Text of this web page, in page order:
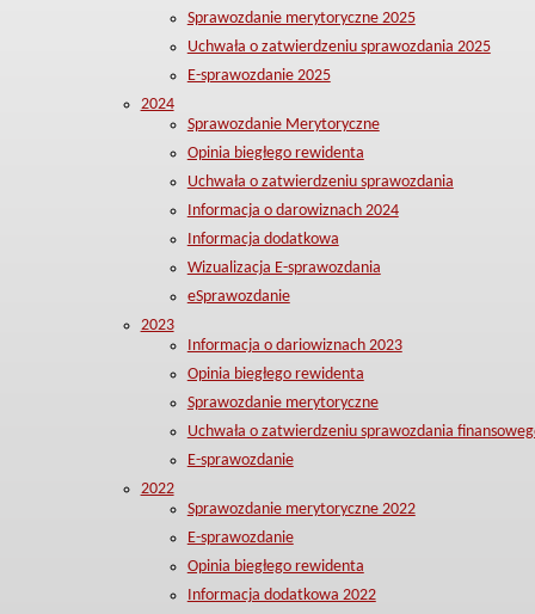
Sprawozdanie merytoryczne 2025
Uchwała o zatwierdzeniu sprawozdania 2025
E-sprawozdanie 2025
2024
Sprawozdanie Merytoryczne
Opinia biegłego rewidenta
Uchwała o zatwierdzeniu sprawozdania
Informacja o darowiznach 2024
Informacja dodatkowa
Wizualizacja E-sprawozdania
eSprawozdanie
2023
Informacja o dariowiznach 2023
Opinia biegłego rewidenta
Sprawozdanie merytoryczne
Uchwała o zatwierdzeniu sprawozdania
E-sprawozdanie
2022
Sprawozdanie merytoryczne 2022
E-sprawozdanie
Opinia biegłego rewidenta
Informacja dodatkowa 2022